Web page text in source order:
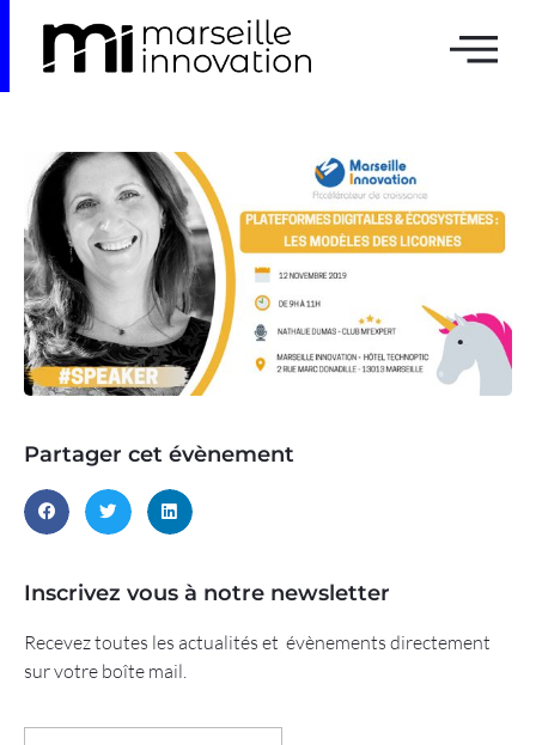
Partager cet évènement
Inscrivez vous à notre newsletter
Recevez toutes les actualités et évènements directement
sur votre boîte mail.